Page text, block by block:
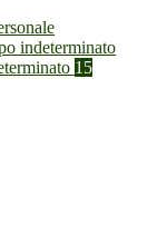
indeterminato
15